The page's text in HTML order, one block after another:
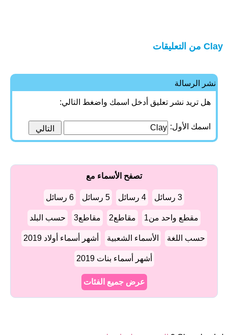
Clay من التعليقات
نشر الرسالة
هل تريد نشر تعليق أدخل اسمك واضغط التالي:
اسمك الأول:
تصفح الأسماء مع
3 رسائل 4 رسائل 5 رسائل 6 رسائل
مقطع واحد من1 مقاطع2 مقاطع3 حسب البلد
حسب اللغة الأسماء الشعبية أشهر أسماء أولاد 2019
أشهر أسماء بنات 2019
عرض جميع الفئات